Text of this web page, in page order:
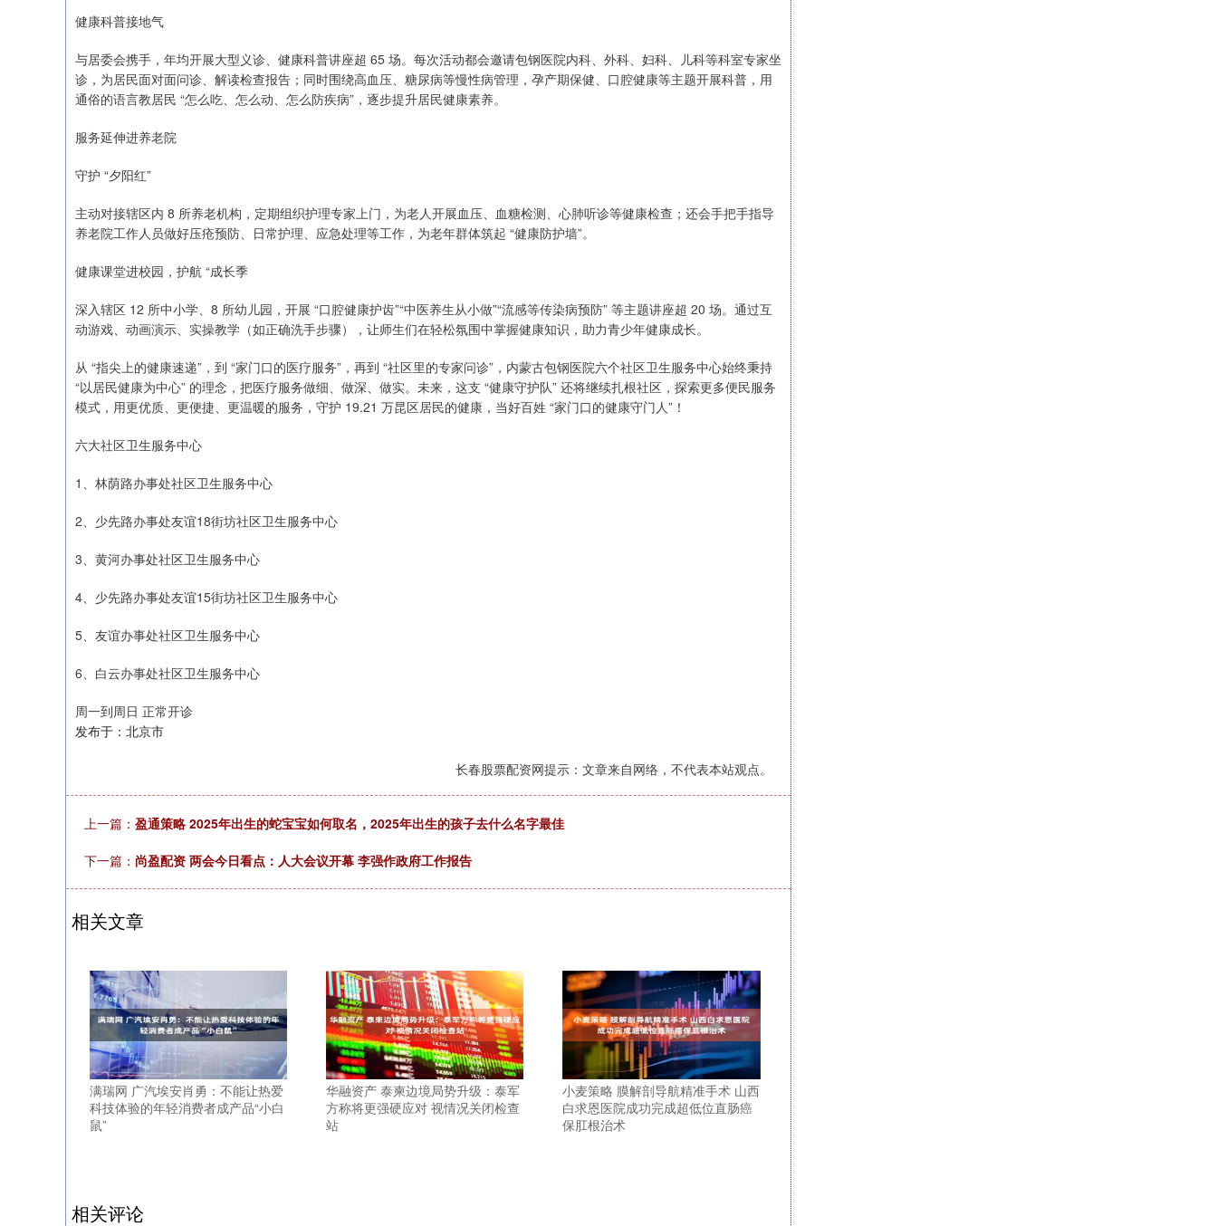
健康科普接地气
与居委会携手，年均开展大型义诊、健康科普讲座超 65 场。每次活动都会邀请包钢医院内科、外科、妇科、儿科等科室专家坐
诊，为居民面对面问诊、解读检查报告；同时围绕高血压、糖尿病等慢性病管理，孕产期保健、口腔健康等主题开展科普，用
通俗的语言教居民 “怎么吃、怎么动、怎么防疾病”，逐步提升居民健康素养。
服务延伸进养老院
守护 “夕阳红”
主动对接辖区内 8 所养老机构，定期组织护理专家上门，为老人开展血压、血糖检测、心肺听诊等健康检查；还会手把手指导
养老院工作人员做好压疮预防、日常护理、应急处理等工作，为老年群体筑起 “健康防护墙”。
健康课堂进校园，护航 “成长季
深入辖区 12 所中小学、8 所幼儿园，开展 “口腔健康护齿”“中医养生从小做”“流感等传染病预防” 等主题讲座超 20 场。通过互
动游戏、动画演示、实操教学（如正确洗手步骤），让师生们在轻松氛围中掌握健康知识，助力青少年健康成长。
从 “指尖上的健康速递”，到 “家门口的医疗服务”，再到 “社区里的专家问诊”，内蒙古包钢医院六个社区卫生服务中心始终秉持
“以居民健康为中心” 的理念，把医疗服务做细、做深、做实。未来，这支 “健康守护队” 还将继续扎根社区，探索更多便民服务
模式，用更优质、更便捷、更温暖的服务，守护 19.21 万昆区居民的健康，当好百姓 “家门口的健康守门人”！
六大社区卫生服务中心
1、林荫路办事处社区卫生服务中心
2、少先路办事处友谊18街坊社区卫生服务中心
3、黄河办事处社区卫生服务中心
4、少先路办事处友谊15街坊社区卫生服务中心
5、友谊办事处社区卫生服务中心
6、白云办事处社区卫生服务中心
周一到周日 正常开诊
发布于：北京市
长春股票配资网提示：文章来自网络，不代表本站观点。
上一篇： 盈通策略 2025年出生的蛇宝宝如何取名，2025年出生的孩子去什么名字最佳
下一篇： 尚盈配资 两会今日看点：人大会议开幕 李强作政府工作报告
相关文章
满瑞网 广汽埃安肖勇：不能让热爱
科技体验的年轻消费者成产品“小白
鼠”
华融资产 泰柬边境局势升级：泰军
方称将更强硬应对 视情况关闭检查
站
小麦策略 膜解剖导航精准手术 山西
白求恩医院成功完成超低位直肠癌
保肛根治术
相关评论